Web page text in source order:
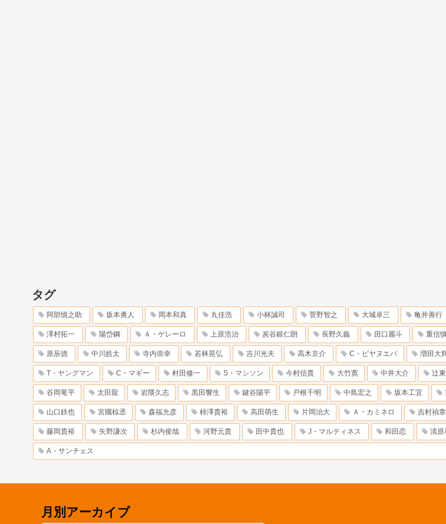
タグ
阿部慎之助 坂本勇人 岡本和真 丸佳浩 小林誠司 菅野智之 大城卓三 亀井善行
澤村拓一 陽岱鋼 Ａ・ゲレーロ 上原浩治 炭谷銀仁朗 長野久義 田口麗斗 重信
原辰徳 中川皓太 寺内崇幸 若林晃弘 吉川光夫 高木京介 C・ビヤヌエバ 増田大
T・ヤングマン C・マギー 村田修一 S・マシソン 今村信貴 大竹寛 中井大介 辻
谷岡竜平 太田龍 岩隈久志 黒田響生 鍵谷陽平 戸根千明 中島宏之 坂本工宜
山口鉄也 宮國椋丞 森福允彦 柿澤貴裕 高田萌生 片岡治大 Ａ・カミネロ 吉村禎章
藤岡貴裕 矢野謙次 杉内俊哉 河野元貴 田中貴也 J・マルティネス 和田恋 清原
A・サンチェス
月別アーカイブ